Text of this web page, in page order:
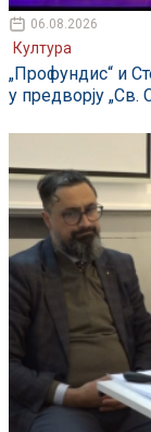
06.08.2026
Култура
„Профундис“ и
у предворју „Св.